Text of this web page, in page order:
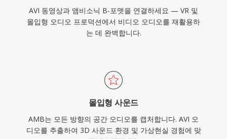
AVI 동영상과 앰비소닉 B-포맷을 연결하세요 — VR 및
몰입형 오디오 프로덕션에서 비디오 오디오를 재활용하
는 데 완벽합니다.
몰입형 사운드
AMB는 모든 방향의 공간 오디오를 캡처합니다. AVI 오
디오를 추출하여 3D 사운드 환경 및 가상현실 경험에 맞